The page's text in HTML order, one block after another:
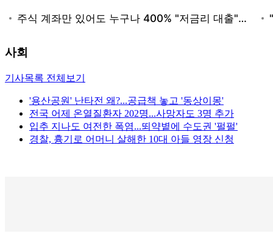
사회
기사목록 전체보기
'용산공원' 난타전 왜?...공급책 놓고 '동상이몽'
전국 어제 온열질환자 202명...사망자도 3명 추가
입추 지나도 여전한 폭염...뙤약볕에 수도권 '펄펄'
경찰, 흉기로 어머니 살해한 10대 아들 영장 신청